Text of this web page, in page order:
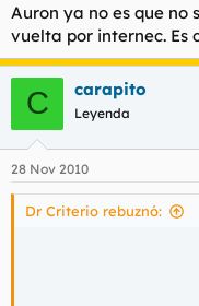
Auron ya no es que no
vuelta por internec. Es
C carapito
Leyenda
28 Nov 2010
Dr Criterio rebuznó: